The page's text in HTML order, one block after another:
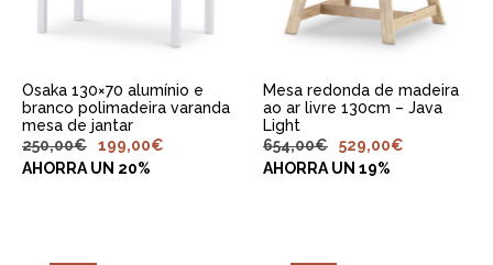
Osaka 130×70 alumínio e
branco polimadeira varanda
mesa de jantar
250,00€ 199,00€
AHORRA UN 20%
Mesa redonda de madeira
ao ar livre 130cm – Java
Light
654,00€ 529,00€
AHORRA UN 19%